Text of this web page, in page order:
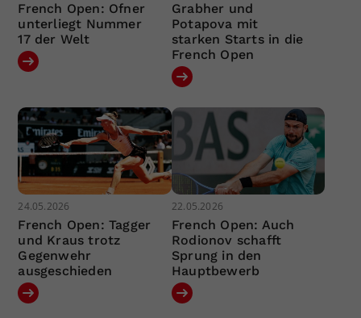
French Open: Ofner
unterliegt Nummer
17 der Welt
Grabher und
Potapova mit
starken Starts in die
French Open
24.05.2026
French Open: Tagger
und Kraus trotz
Gegenwehr
ausgeschieden
22.05.2026
French Open: Auch
Rodionov schafft
Sprung in den
Hauptbewerb